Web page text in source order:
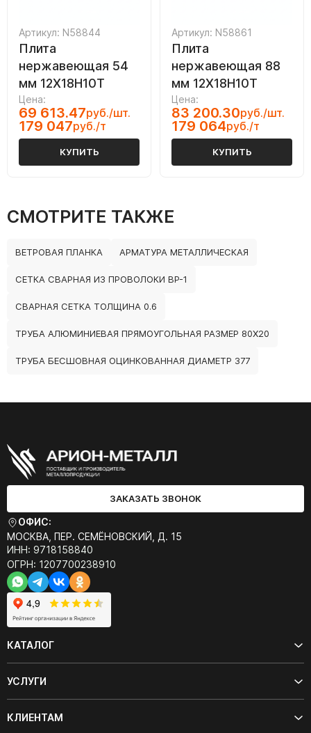
Артикул: N58844
Плита
нержавеющая 54
мм 12Х18Н10Т
Цена:
69 613.47руб./шт.
179 047руб./т
КУПИТЬ
Артикул: N58861
Плита
нержавеющая 88
мм 12Х18Н10Т
Цена:
83 200.30руб./шт.
179 064руб./т
КУПИТЬ
СМОТРИТЕ ТАКЖЕ
ВЕТРОВАЯ ПЛАНКА АРМАТУРА МЕТАЛЛИЧЕСКАЯ
СЕТКА СВАРНАЯ ИЗ ПРОВОЛОКИ ВР-1
СВАРНАЯ СЕТКА ТОЛЩИНА 0.6
ТРУБА АЛЮМИНИЕВАЯ ПРЯМОУГОЛЬНАЯ РАЗМЕР 80Х20
ТРУБА БЕСШОВНАЯ ОЦИНКОВАННАЯ ДИАМЕТР 377
ЗАКАЗАТЬ ЗВОНОК
ОФИС:
МОСКВА, ПЕР. СЕМЁНОВСКИЙ, Д. 15
ИНН: 9718158840
ОГРН: 1207700238910
КАТАЛОГ
УСЛУГИ
КЛИЕНТАМ